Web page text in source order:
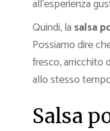
all’esperienza
Quindi, la salsa
Possiamo dire
fresco, arricchito
allo stesso
Salsa